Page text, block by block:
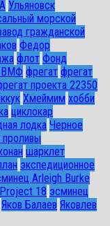
Ульяновск
морской
гражданской
Федор
флот Фонд
ВМФ фрегат фрегат
проекта 22350
Хмеймим хобби
циклокар
лодка Черное
шарклет
экспедиционное
Arleigh Burke
18 эсминец
Яков Балаев Яковлев